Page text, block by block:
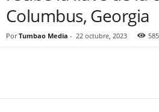
Columbus, Georgia
Por Tumbao Media - 22 octubre, 2023 585